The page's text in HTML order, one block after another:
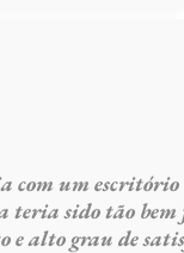
com um
teria sido tão
e alto grau de